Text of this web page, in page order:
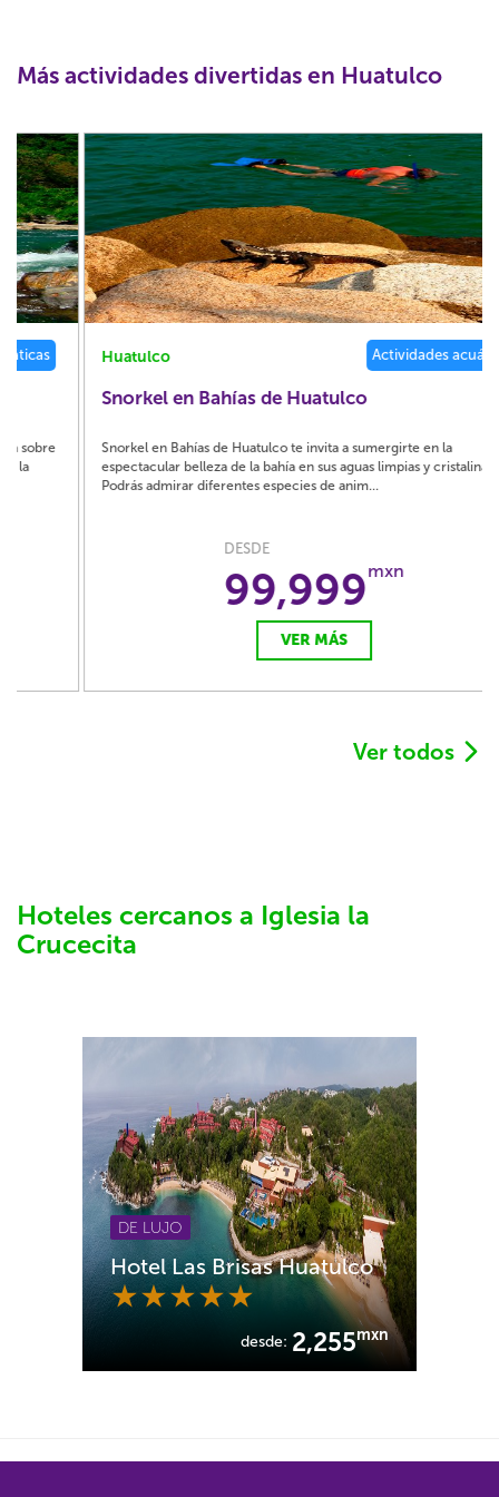
Más actividades divertidas en Huatulco
Huatulco Actividades acuáticas
Snorkel en Bahías de Huatulco
Snorkel en Bahías de Huatulco te invita a sumergirte en la
espectacular belleza de la bahía en sus aguas limpias y cristalinas.
Podrás admirar diferentes especies de anim...
99,999mxn
VER MÁS
Ver todos
Hoteles cercanos a Iglesia la
Crucecita
DE LUJO
Hotel Las Brisas Huatulco
desde: 2,255mxn